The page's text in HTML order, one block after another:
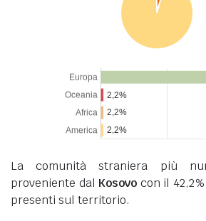
La comunità straniera più
proveniente dal Kosovo con il
presenti sul territorio.